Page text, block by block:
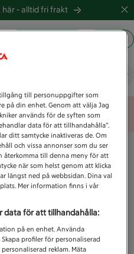
här -alltid fri frakt
error
till personuppgifter som
på din enhet. Genom att välja Jag
används för de syften som
data för att tillhandahålla”.
ditt samtycke inaktiveras de. Om
och vissa annonser som du ser
återkomma till denna meny för att
när som helst genom att klicka
längst ned på webbsidan. Dina val
Mer information finns i vår
data för att tillhandahålla:
på en enhet. Använda
profiler för personaliserad
reklam. Mäta